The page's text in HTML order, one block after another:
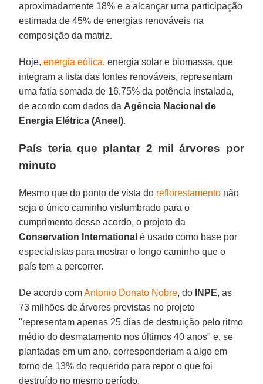
aproximadamente 18% e a alcançar uma participação
estimada de 45% de energias renováveis na
composição da matriz.
Hoje,energia eólica, energia solar e biomassa, que
integram a lista das fontes renováveis, representam
uma fatia somada de 16,75% da potência instalada,
de acordo com dados da Agência Nacional de
Energia Elétrica (Aneel).
País teria que plantar 2 mil árvores por
minuto
Mesmo que do ponto de vista do reflorestamento não
seja o único caminho vislumbrado para o
cumprimento desse acordo, o projeto da
Conservation International é usado como base por
especialistas para mostrar o longo caminho que o
país tem a percorrer.
De acordo comAntonio Donato Nobre, do INPE, as
73 milhões de árvores previstas no projeto
"representam apenas 25 dias de destruição pelo ritmo
médio do desmatamento nos últimos 40 anos" e, se
plantadas em um ano, corresponderiam a algo em
torno de 13% do requerido para repor o que foi
destruído no mesmo período.